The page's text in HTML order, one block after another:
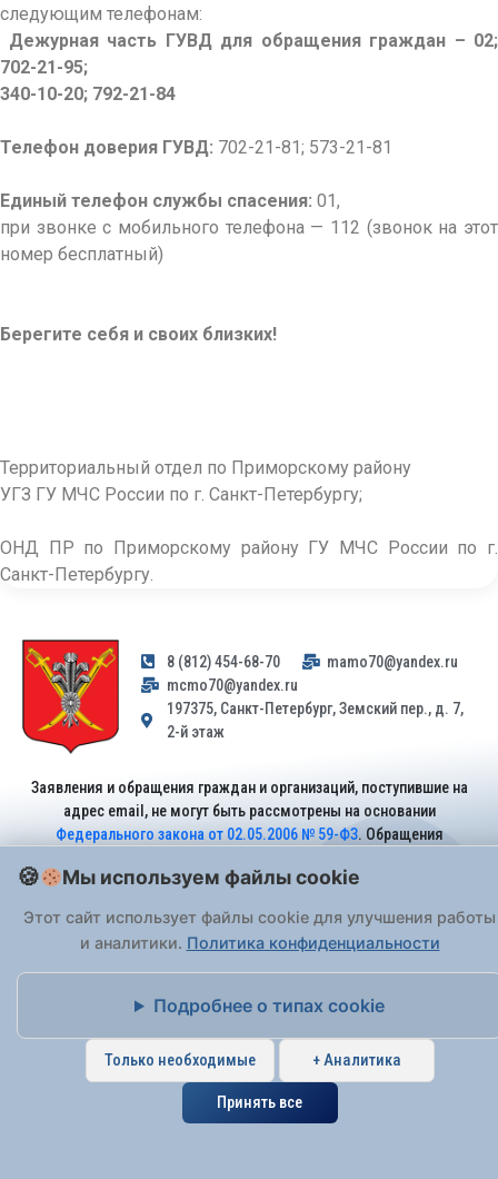
следующим телефонам:
Дежурная часть ГУВД для обращения граждан – 02;
702-21-95;
340-10-20; 792-21-84
Телефон доверия ГУВД: 702-21-81; 573-21-81
Единый телефон службы спасения: 01,
при звонке с мобильного телефона — 112 (звонок на этот
номер бесплатный)
Берегите себя и своих близких!
Территориальный отдел по Приморскому району
УГЗ ГУ МЧС России по г. Санкт-Петербургу;
ОНД ПР по Приморскому району ГУ МЧС России по г.
Санкт-Петербургу.
8 (812) 454-68-70
mamo70@yandex.ru
mcmo70@yandex.ru
197375, Санкт-Петербург, Земский пер., д. 7,
2-й этаж
Заявления и обращения граждан и организаций, поступившие на
адрес email, не могут быть рассмотрены на основании
Федерального закона от 02.05.2006 № 59-ФЗ. Обращения
или лично при предъявлении паспорта.
На Сайте действуетПолитика обработки персональных данных
Мы используем файлы cookie
Этот сайт использует файлы cookie для улучшения работы
и аналитики. Политика конфиденциальности
Подробнее о типах cookie
Только необходимые + Аналитика
Принять все